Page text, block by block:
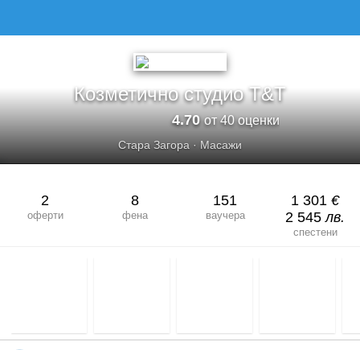
Козметично студио Т&Т
4.70от 40 оценки
Стара Загора · Масажи
2
оферти
8
фена
151
ваучера
1 301 €
2 545лв.
спестени